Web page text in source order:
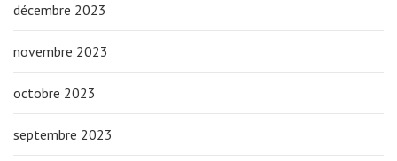
décembre 2023
novembre 2023
octobre 2023
septembre 2023